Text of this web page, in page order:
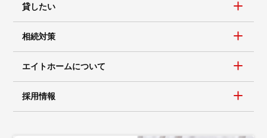
貸したい
相続対策
エイトホームについて
採用情報